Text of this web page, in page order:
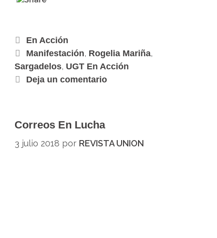
c
o
k
e
r
d
n
p
m
g
e
r
n
k
En Acción
Manifestación, Rogelia Mariña,
Sargadelos, UGT En Acción
Deja un comentario
Correos En Lucha
3 julio 2018 por REVISTA UNION